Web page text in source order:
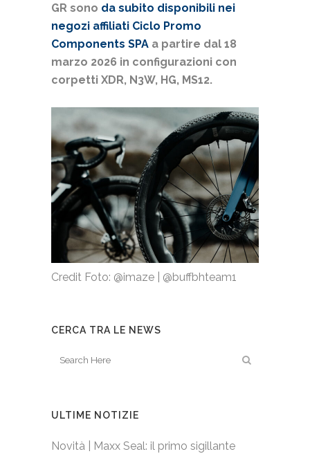
GR sono da subito disponibili nei
negozi affiliati Ciclo Promo
Components SPA a partire dal 18
marzo 2026 in configurazioni con
corpetti XDR, N3W, HG, MS12.
Credit Foto: @imaze | @buffbhteam1
CERCA TRA LE NEWS
ULTIME NOTIZIE
Novità | Maxx Seal: il primo sigillante